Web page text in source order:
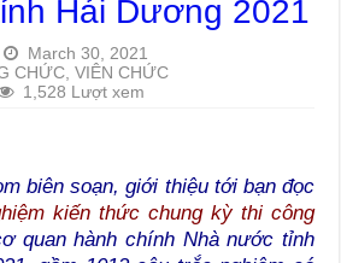
Hải Dương 2021
March 30, 2021
CHỨC, VIÊN CHỨC
1,528 Lượt xem
biên soạn, giới thiệu tới bạn đọc
kiến thức chung kỳ thi công
quan hành chính Nhà nước tỉnh